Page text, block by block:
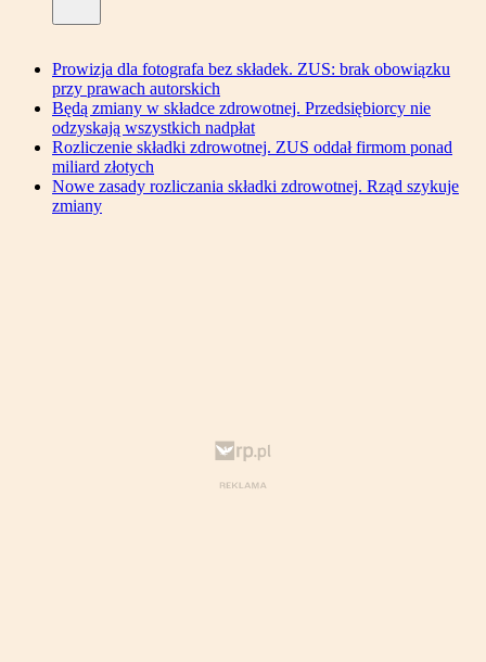
Prowizja dla fotografa bez składek. ZUS: brak obowiązku
przy prawach autorskich
Będą zmiany w składce zdrowotnej. Przedsiębiorcy nie
odzyskają wszystkich nadpłat
Rozliczenie składki zdrowotnej. ZUS oddał firmom ponad
miliard złotych
Nowe zasady rozliczania składki zdrowotnej. Rząd szykuje
zmiany